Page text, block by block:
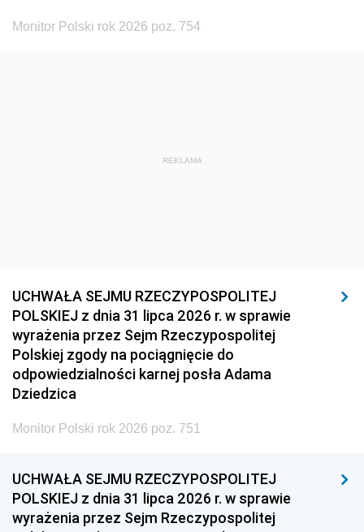
Monitor Polski rok 2026 poz. 754
REKLAMA
UCHWAŁA SEJMU RZECZYPOSPOLITEJ
POLSKIEJ z dnia 31 lipca 2026 r. w sprawie
wyrażenia przez Sejm Rzeczypospolitej
Polskiej zgody na pociągnięcie do
odpowiedzialności karnej posła Adama
Dziedzica
Monitor Polski rok 2026 poz. 751
UCHWAŁA SEJMU RZECZYPOSPOLITEJ
POLSKIEJ z dnia 31 lipca 2026 r. w sprawie
wyrażenia przez Sejm Rzeczypospolitej